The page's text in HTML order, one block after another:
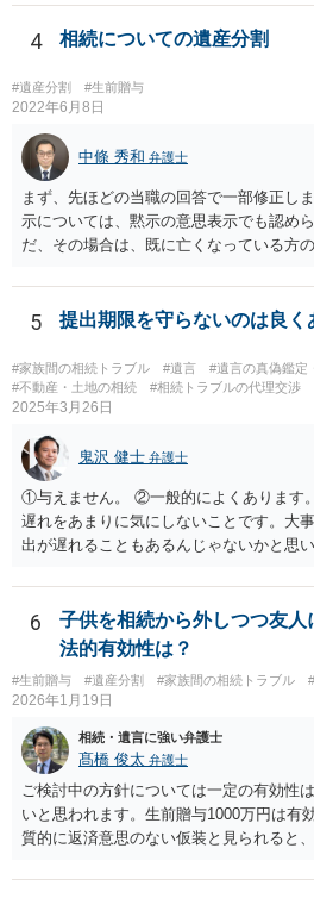
わなければ、遺産分割調停を申し立てて
がしますね。
4 相続についての遺産分割
#遺産分割 #生前贈与
2022年6月8日
中條 秀和 弁護士
まず、先ほどの当職の回答で一部修正し
示については、黙示の意思表示でも認め
だ、その場合は、既に亡くなっている方
持ち戻し免除の意思表示は書面で明確に
う結論は変わりません。 誤解を与える
た。 文言については、「〇〇に対する生
戻しをすべて免除する」というのがオー
心配ならば、弁護士のところに行って、
ついて説明した上で、適切な文言につい
しょうか。
5 提出期限を守らないのは良く
#家族間の相続トラブル #遺言 #遺言の真偽鑑定
#不動産・土地の相続
#相続トラブルの代理交渉
2025年3月26日
鬼沢 健士 弁護士
①与えません。 ②一般的によくあります
遅れをあまりに気にしないことです。大
出が遅れることもあるんじゃないかと思
6
子供を相続から外しつつ友人
法的有効性は？
#生前贈与 #遺産分割 #家族間の相続トラブル
2026年1月19日
相続・遺言に強い弁護士
髙橋 俊太 弁護士
ご検討中の方針については一定の有効性
いと思われます。生前贈与1000万円は有
質的に返済意思のない仮装と見られると
法として考えられるものとしては、 ①信